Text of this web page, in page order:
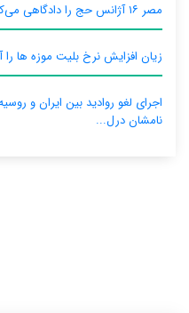
مصر ۱۶ آژانس حج را دادگاهی می‌کند
زیان افزایش نرخ بلیت موزه ها را
اجرای لغو روادید بین ایران و
نامشان درل...